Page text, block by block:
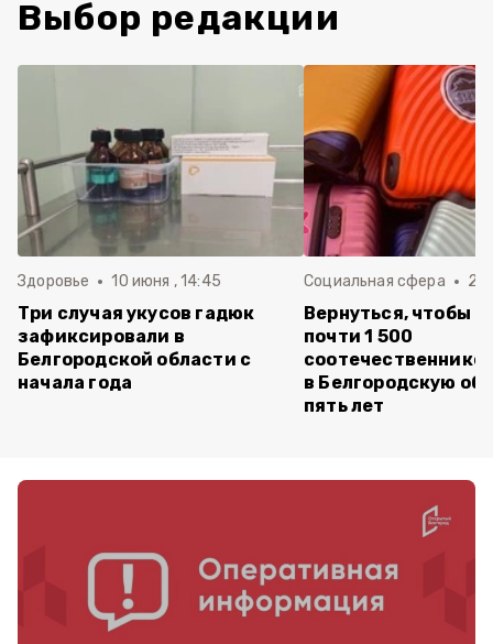
Выбор редакции
Здоровье 10 июня , 14:45
Три случая укусов гадюк
зафиксировали в
Белгородской области с
начала года
Социальная сфера 20
Вернуться, чтобы
почти 1 500
в Белгородскую
пять лет